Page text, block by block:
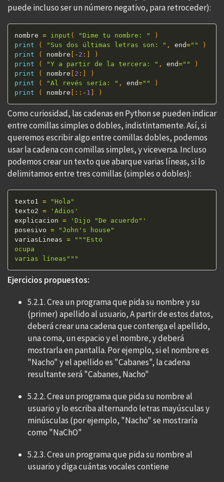
puede incluso ser un número negativo, para retroceder):
nombre = input ( "Dime tu nombre: "
)
print
( "Sus dos últimas letras son: " , end=""
)
print
( nombre [ - 2 : ]
)
print
( "Y a partir de la tercera: " , end=""
)
print
( nombre [ 2 : ]
)
print
( "Al revés sería: " , end=""
)
print
( nombre [ : : - 1 ] )
Como curiosidad, las cadenas en Python se pueden indicar
entre comillas simples o dobles, indistintamente. Así, si
queremos escribir algo entre comillas dobles, podemos
usar la cadena con comillas simples, y viceversa. Incluso
podemos crear un texto que abarque varias líneas, si lo
delimitamos entre tres comillas (simples o dobles):
texto1 =
"Hola"
texto2 =
'Adios'
explicacion =
'Dijo "De acuerdo"'
posesivo =
"John's house"
variasLineas =
"""Esto
ocupa
varias líneas"""
Ejercicios propuestos:
5.2.1. Crea un programa que pida su nombre y su
(primer) apellido al usuario, A partir de estos datos,
deberá crear una cadena que contenga el apellido,
una coma, un espacio y el nombre, y deberá
mostrarla en pantalla. Por ejemplo, si el nombre es
"Nacho" y el apellido es "Cabanes", la cadena
resultante será "Cabanes, Nacho"
5.2.2. Crea un programa que pida su nombre al
usuario y lo escriba alternando letras mayúsculas y
minúsculas (por ejemplo, "Nacho" se mostraría
como "NaChO"
5.2.3. Crea un programa que pida su nombre al
usuario y diga cuántas vocales contiene